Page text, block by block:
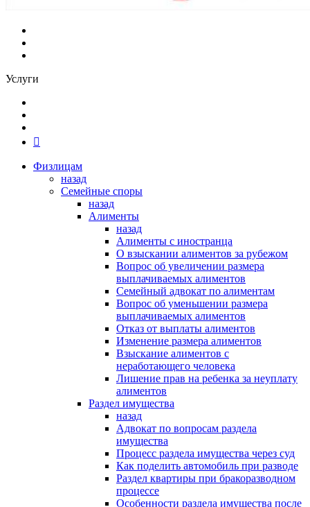
Услуги
Физлицам
назад
Семейные споры
назад
Алименты
назад
Алименты с иностранца
О взыскании алиментов за рубежом
Вопрос об увеличении размера
выплачиваемых алиментов
Семейный адвокат по алиментам
Вопрос об уменьшении размера
выплачиваемых алиментов
Отказ от выплаты алиментов
Изменение размера алиментов
Взыскание алиментов с
неработающего человека
Лишение прав на ребенка за неуплату
алиментов
Раздел имущества
назад
Адвокат по вопросам раздела
имущества
Процесс раздела имущества через суд
Как поделить автомобиль при разводе
Раздел квартиры при бракоразводном
процессе
Особенности раздела имущества после